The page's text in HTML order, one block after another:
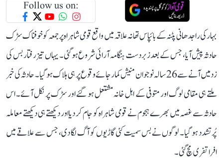
Follow us on:
بہار کی راجدھانی پٹنہ کے بائپاس تھانہ علاقہ میں واقع قومی شاہراہ پر جمعہ کو خوفناک سڑک
حادثہ پیش آیا، جس کے بعد زبردست ہنگامہ آرائی شروع ہو گئی۔ یہاں تیز رفتار بس کی
زد میں آنے سے 26 سالہ نوجوان منیش کمار جائے وقوع پر ہی ہلاک ہو گیا۔ حادثہ کی خبر
ملتے ہی مقامی لوگ اور متوفی کے اہل خانہ مشتعل ہو گئے اور سڑک پر نکل آئے۔ اس
حادثہ سے غصہ میں بھرے ہجوم نے قومی شاہراہ کو جام کر دیا اور دیکھتے ہی دیکھتے معاملہ
پُرتشدد ہو گیا۔ لوگوں نے بس سمیت کئی گاڑیوں کو آگ لگا دی، جس سے علاقے میں
افراتفری مچ گئی۔